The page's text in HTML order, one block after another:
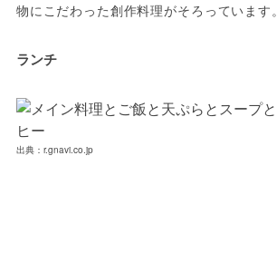
物にこだわった創作料理がそろっています。
ランチ
出典：r.gnavi.co.jp